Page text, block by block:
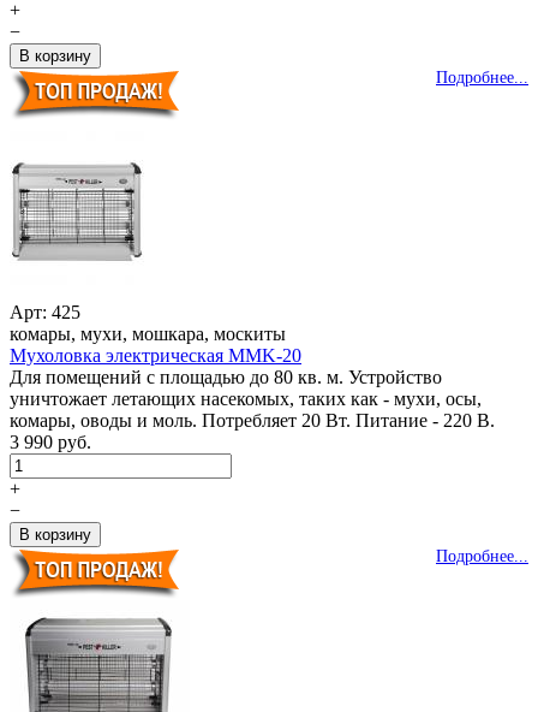
+
−
Подробнее...
Арт: 425
комары, мухи, мошкара, москиты
Мухоловка электрическая MMK-20
Для помещений с площадью до 80 кв. м. Устройство
уничтожает летающих насекомых, таких как - мухи, осы,
комары, оводы и моль. Потребляет 20 Вт. Питание - 220 В.
3 990 руб.
+
−
Подробнее...